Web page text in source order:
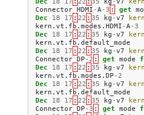
Connector HDMI -A-3 : get
Dec
18 17 : 22 : 35 kg -v7
kern . vt . fb . modes . HDMI -A-3
Dec
18 17 : 22 : 35 kg -v7
kern . vt . fb . default_mode
Dec
18 17 : 22 : 35 kg -v7
Connector DP -2 : get mode
Dec
18 17 : 22 : 35 kg -v7
kern . vt . fb . modes . DP -2
Dec
18 17 : 22 : 35 kg -v7
kern . vt . fb . default_mode
Dec
18 17 : 22 : 35 kg -v7
Connector DP -3 : get mode